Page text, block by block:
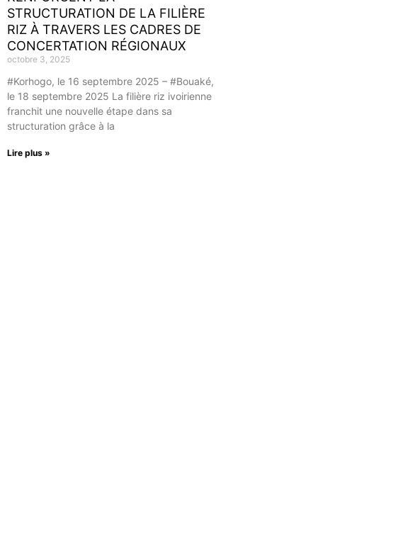
STRUCTURATION DE LA FILIÈRE
RIZ À TRAVERS LES CADRES DE
CONCERTATION RÉGIONAUX
octobre 3, 2025
#Korhogo, le 16 septembre 2025 – #Bouaké,
le 18 septembre 2025 La filière riz ivoirienne
franchit une nouvelle étape dans sa
structuration grâce à la
Lire plus »